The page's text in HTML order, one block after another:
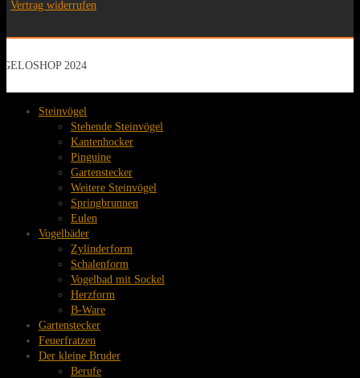
Vertrag widerrufen
GELOSHOP 2024
Steinvögel
Stehende Steinvögel
Kantenhocker
Pinguine
Gartenstecker
Weitere Steinvögel
Springbrunnen
Eulen
Vogelbäder
Zylinderform
Schalenform
Vogelbad mit Sockel
Herzform
B-Ware
Gartenstecker
Feuerfratzen
Der kleine Bruder
Berufe